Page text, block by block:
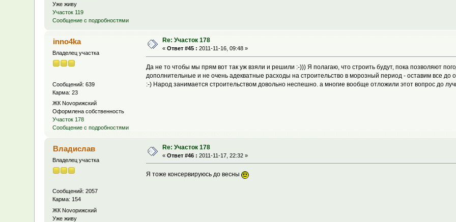
Уже живу
Участок 119
Сообщение с подробностями
inno4ka
Владелец участка
Сообщений: 639
Карма: 23
ЖК Novoрижский
Оформлена собственность
Участок 178
Сообщение с подробностями
Re: Участок 178
«Ответ #45 : 2011-11-16, 09:48 »
Да не то чтобы мы прям вот так уж взяли и решили :-))) Я полагаю, что строить будут, пока позволяют
дополнительные и не очень адекватные расходы на строительство в морозный период - оставим все до
:-) Народ занимается строительством довольно неспешно. а многие вообще отложили этот вопрос до
Владислав
Владелец участка
Сообщений: 2057
Карма: 154
ЖК Novoрижский
Уже живу
Re: Участок 178
«Ответ #46 : 2011-11-17, 22:32 »
Я тоже консервируюсь до весны